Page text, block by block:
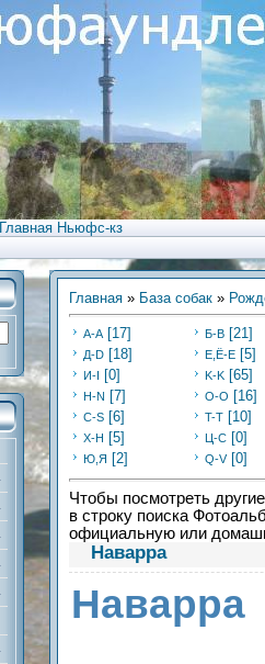
Главная Ньюфс-кз
Главная » База собак »
А-А [17] Б-В [21]
Д-D [18] Е,Ё-Е [5]
И-I [0] K-K [65]
Н-N [7] O-O [16]
C-S [6] T-T [10]
Х-H [5] Ц-C [0]
Ю,Я [2] Q-V [0]
Чтобы посмотреть
в строку поиска
официальную или
Наварра
Наварра